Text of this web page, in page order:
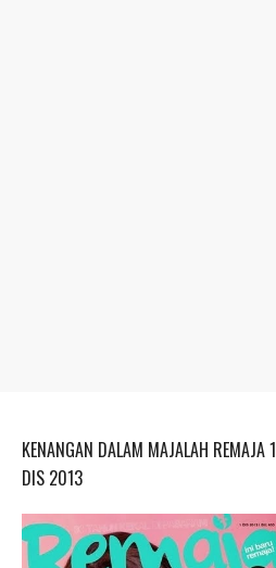
KENANGAN DALAM MAJALAH REMAJA 1
DIS 2013